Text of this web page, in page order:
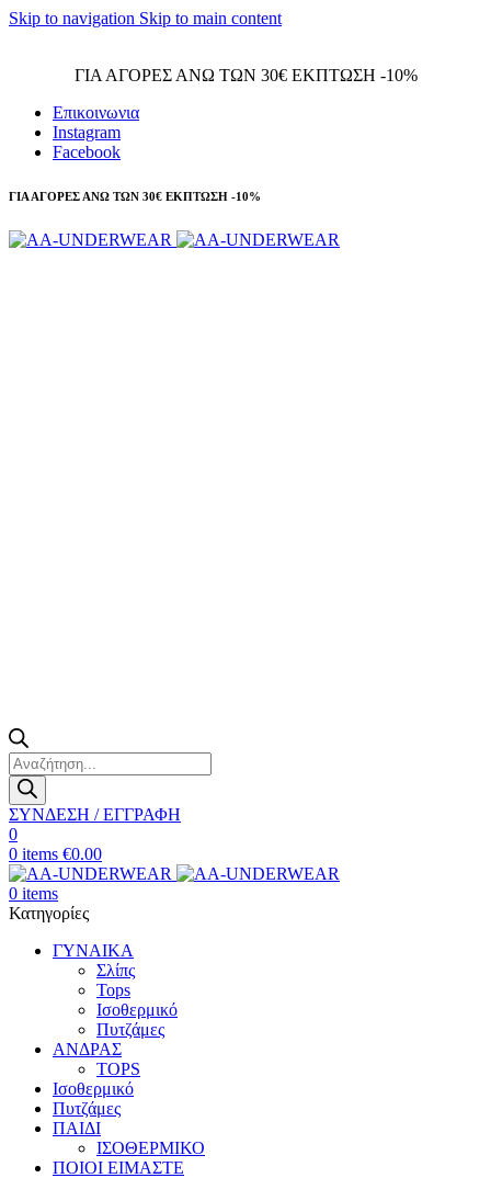
Skip to navigation Skip to main content
ΓΙΑ ΑΓΟΡΕΣ ΑΝΩ ΤΩΝ 30€ ΕΚΠΤΩΣΗ -10%
Επικοινωνια
Instagram
Facebook
ΓΙΑ ΑΓΟΡΕΣ ΑΝΩ ΤΩΝ 30€ ΕΚΠΤΩΣΗ -10%
Products
search
ΣΥΝΔΕΣΗ / ΕΓΓΡΑΦΗ
0
0 items €0.00
0 items
Κατηγορίες
ΓΥΝΑΙΚΑ
Σλίπς
Tops
Ισοθερμικό
Πυτζάμες
ΑΝΔΡΑΣ
TOPS
Ισοθερμικό
Πυτζάμες
ΠΑΙΔΙ
ΙΣΟΘΕΡΜΙΚΟ
ΠΟΙΟΙ ΕΙΜΑΣΤΕ